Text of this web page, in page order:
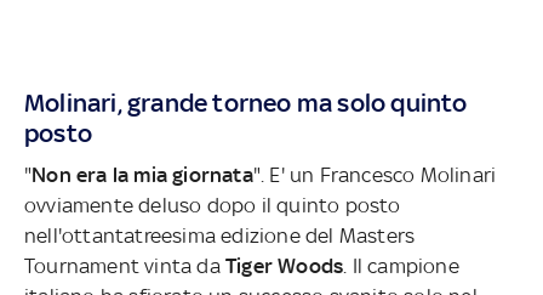
Molinari, grande torneo ma solo quinto
posto
"Non era la mia giornata". E' un Francesco Molinari
ovviamente deluso dopo il quinto posto
nell'ottantatreesima edizione del Masters
Tournament vinta da Tiger Woods . Il campione